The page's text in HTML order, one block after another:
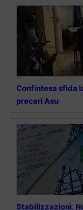
Confintesa sfida
precari Asu
Stabilizzazioni,